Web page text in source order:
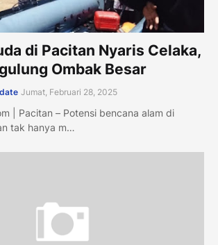
di Pacitan Nyaris Celaka,
Ombak Besar
Jumat, Februari 28, 2025
| Pacitan – Potensi bencana alam di
tak hanya m…